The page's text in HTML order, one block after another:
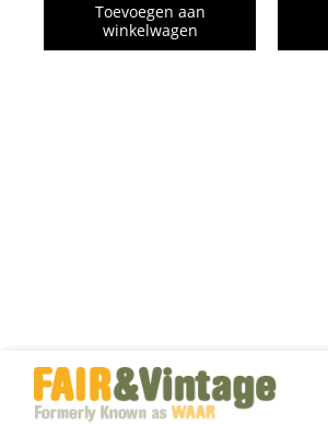
Toevoegen aan
winkelwagen